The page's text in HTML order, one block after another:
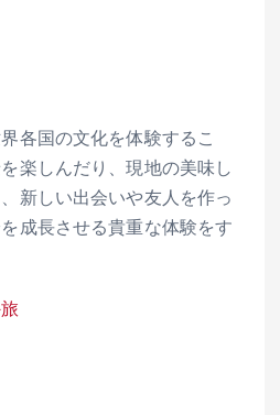
各国の文化を体験するこ
楽しんだり、現地の美味し
新しい出会いや友人を作っ
成長させる貴重な体験をす